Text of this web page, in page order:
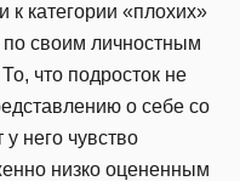
к категории «плохих»
по своим личностным
что подросток не
о себе со
него чувство
низко оцененным